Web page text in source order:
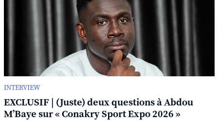
INTERVIEW
EXCLUSIF | (Juste) deux questions à Abdou
M’Baye sur « Conakry Sport Expo 2026 »